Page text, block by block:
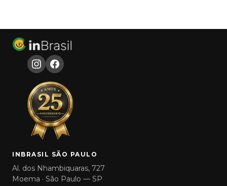
INBRASIL SÃO PAULO
Al. dos Nhambiquaras, 727
Moema · São Paulo — SP